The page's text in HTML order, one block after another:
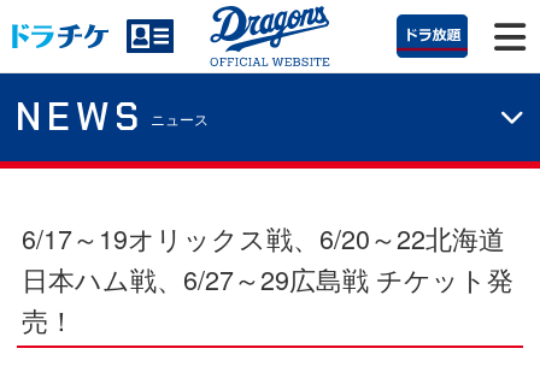
NEWS ニュース
6/17～19オリックス戦、6/20～22北海道
日本ハム戦、6/27～29広島戦 チケット発
売！